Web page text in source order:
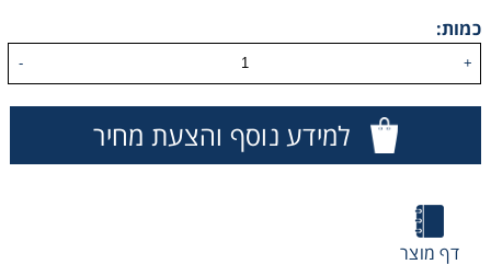
כמות:
+
-
למידע נוסף והצעת מחיר
דף מוצר
Washing
Chromatography
Filtration